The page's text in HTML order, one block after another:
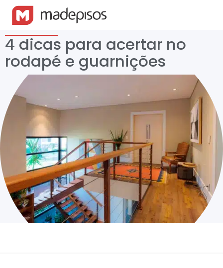
4 dicas para acertar no
rodapé e guarnições